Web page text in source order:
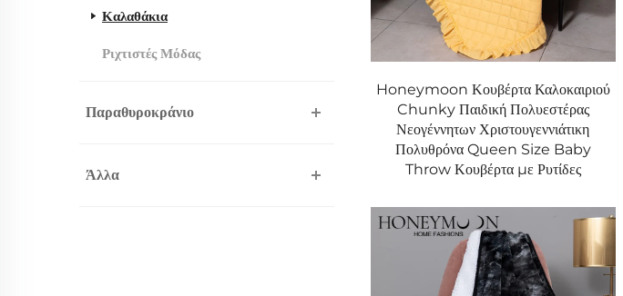
Καλαθάκια
Ριχτιστές Μόδας
Παραθυροκράνιο
Άλλα
Honeymoon Κουβέρτα Καλοκαιριού
Chunky Παιδική Πολυεστέρας
Νεογέννητων Χριστουγεννιάτικη
Πολυθρόνα Queen Size Baby
Throw Κουβέρτα με Ρυτίδες